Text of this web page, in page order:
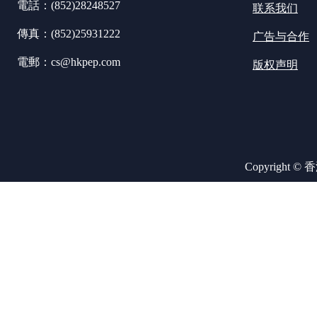
電話：(852)28248527
傳真：(852)25931222
電郵：cs@hkpep.com
联系我们
广告与合作
版权声明
Copyright © 香